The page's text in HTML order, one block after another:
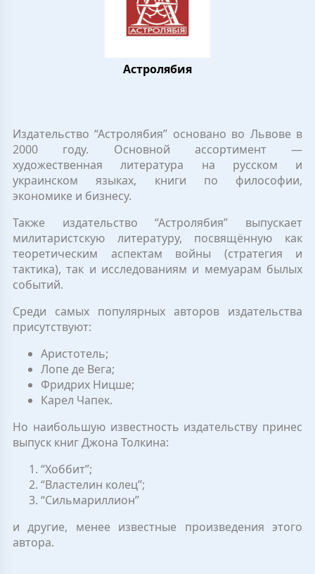
Астролябия
Издательство “Астролябия” основано во Львове в
2000 году. Основной ассортимент —
художественная литература на русском и
украинском языках, книги по философии,
экономике и бизнесу.
Также издательство “Астролябия” выпускает
милитаристскую литературу, посвящённую как
теоретическим аспектам войны (стратегия и
тактика), так и исследованиям и мемуарам былых
событий.
Среди самых популярных авторов издательства
присутствуют:
Аристотель;
Лопе де Вега;
Фридрих Ницше;
Карел Чапек.
Но наибольшую известность издательству принес
выпуск книг Джона Толкина:
“Хоббит”;
“Властелин колец”;
“Сильмариллион”
и другие, менее известные произведения этого
автора.